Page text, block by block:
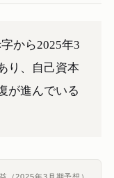
から2025年3
り、自己資本
が進んでいる
（2025年3月期予想）